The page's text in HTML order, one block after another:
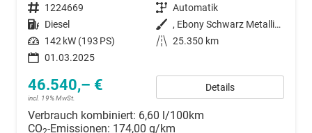
Fahrzeugnummer 1224669 Getriebe Automatik
Kraftstoff Diesel Außenfarbe
, Ebony Schwarz Metallic (0E)
Leistung 142 kW (193 PS) Kilometerstand 25.350 km
01.03.2025
46.540,– €
incl. 19% MwSt.
Details
Verbrauch kombiniert: 6,60 l/100km
CO -Emissionen: 174,00 g/km